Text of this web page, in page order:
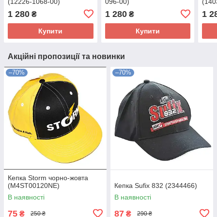
1 280 ₴
Купити
1 280₴
Купити
1
Акційні пропозиції та новинки
–70%
Кепка Storm чорно-жовта
(M4ST00120NE)
В наявності
75 ₴ 250 ₴
–70%
Кепка Sufix 832 (2344466)
В наявності
87 ₴ 290 ₴